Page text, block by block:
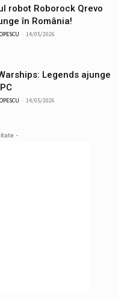
robot Roborock Qrevo
în România!
- 14/05/2026
Legends ajunge
- 14/05/2026
-